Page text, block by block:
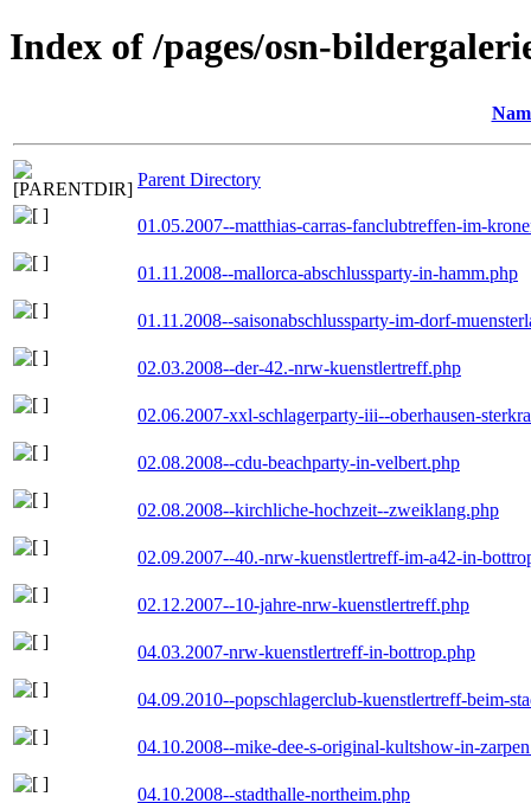
Index of /pages/osn-
Parent Directory
01.05.2007--matthias-carras-fanclubtreffen-im-
01.11.2008--mallorca-abschlussparty-in-hamm.php
01.11.2008--saisonabschlussparty-im-dorf-
02.03.2008--der-42.-nrw-kuenstlertreff.php
02.06.2007-xxl-schlagerparty-iii--oberhausen-
02.08.2008--cdu-beachparty-in-velbert.php
02.08.2008--kirchliche-hochzeit--zweiklang.php
02.09.2007--40.-nrw-kuenstlertreff-im-a42-in-
02.12.2007--10-jahre-nrw-kuenstlertreff.php
04.03.2007-nrw-kuenstlertreff-in-bottrop.php
04.09.2010--popschlagerclub-kuenstlertreff-beim-
04.10.2008--mike-dee-s-original-kultshow-in-
04.10.2008--stadthalle-northeim.php